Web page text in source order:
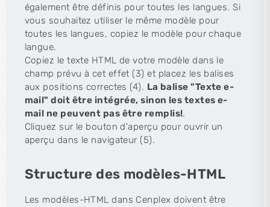
également être définis pour toutes les langues. Si
vous souhaitez utiliser le même modèle pour
toutes les langues, copiez le modèle pour chaque
langue.
Copiez le texte HTML de votre modèle dans le
champ prévu à cet effet (3) et placez les balises
aux positions correctes (4). La balise "Texte e-
mail" doit être intégrée, sinon les textes e-
mail ne peuvent pas être remplis!.
Cliquez sur le bouton d'aperçu pour ouvrir un
aperçu dans le navigateur (5).
Structure des modèles-HTML
Les modèles-HTML dans Cenplex doivent être